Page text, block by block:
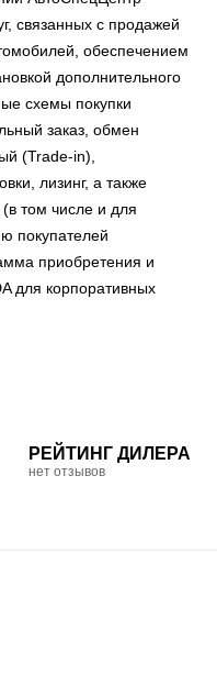
связанных с продажей
обеспечением
дополнительного
схемы покупки
заказ, обмен
(Trade-in),
лизинг, а также
том числе и для
покупателей
приобретения и
для корпоративных
РЕЙТИНГ ДИЛЕРА
нет отзывов